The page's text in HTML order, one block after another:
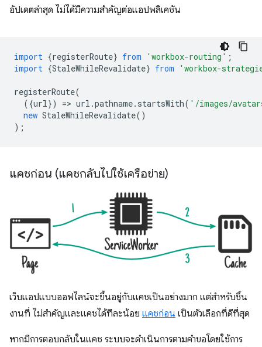
อัปเดตล่าสุด ไม่ได้มีความสำคัญต่อแอปพลิเคชัน
import {registerRoute} from 'workbox-routing' ;
import {StaleWhileRevalidate} from 'workbox-
registerRoute(
({url}) => url .pathname. startsWith( '/images/
new StaleWhileRevalidate()
);
แคชก่อน (แคชกลับไปใช้เครือข่าย)
เว็บแอปแบบออฟไลน์จะขึ้นอยู่กับแคชเป็นอย่างมาก แต่สำหรับชิ้น
งานที่ ไม่สำคัญและแคชได้ทีละน้อย แคชก่อน เป็นตัวเลือกที่ดีที่สุด
หากมีการตอบกลับในแคช ระบบจะดำเนินการตามคำขอโดยใช้การ